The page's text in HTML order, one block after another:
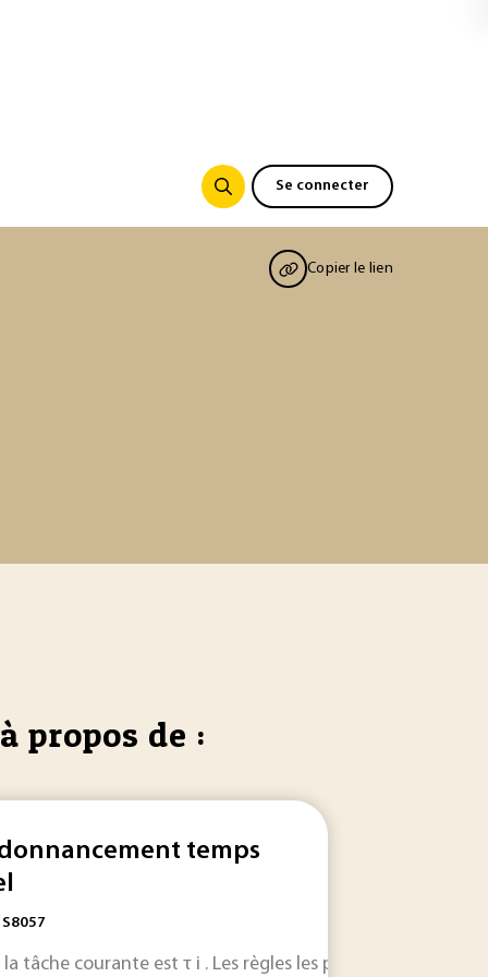
Se connecter
Copier le lien
propos de :
émetteur, 400FITpour chaque unité de contrôle de
temps
S8057
la tâche courante est τ i . Les règles les plus populaires